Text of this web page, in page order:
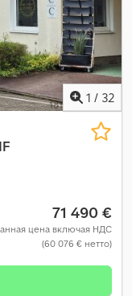
автомобиль,
фильтр,
тяги,
1 / 32
71 490 €
цена включая НДС
(60 076 € нетто)